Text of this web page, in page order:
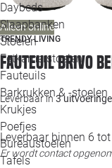
Daybeds
Slaapbanken
Stoelen
Eetkamerstoelen
Fauteuils
Barkrukken & -stoelen
Krukjes
Poefjes
Bureaustoelen
Tafels
Alleen online
TRENDY LIVING
Fauteuil Brivo
Leverbaar in3
Leverbaar binnen 6
Er wordt contact